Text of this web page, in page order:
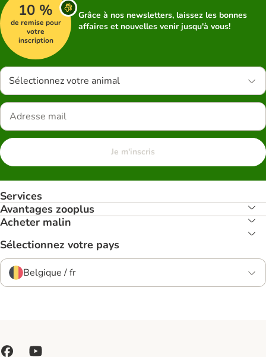
10 %
de remise pour
votre
inscription
Grâce à nos newsletters, laissez les bonnes
affaires et nouvelles venir jusqu'à vous!
Sélectionnez votre animal
Je m'inscris
Services
Avantages zooplus
Acheter malin
Sélectionnez votre pays
Belgique / fr